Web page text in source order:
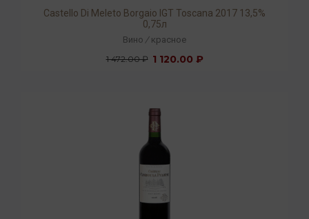
Castello Di Meleto Borgaio IGT Toscana 2017 13,5%
0,75л
Вино / красное
1 472.00 ₽ 1 120.00 ₽